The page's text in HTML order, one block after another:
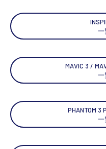
一
MAVIC 3 /
一
PHANTOM
一